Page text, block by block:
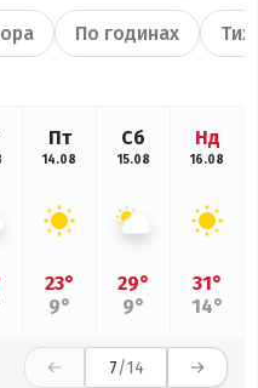
По годинах
Пт
14.08
23°
9°
Сб
15.08
29°
9°
Нд
16.08
31°
14°
7/14